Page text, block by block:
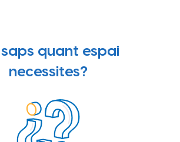
saps quant espai
necessites?